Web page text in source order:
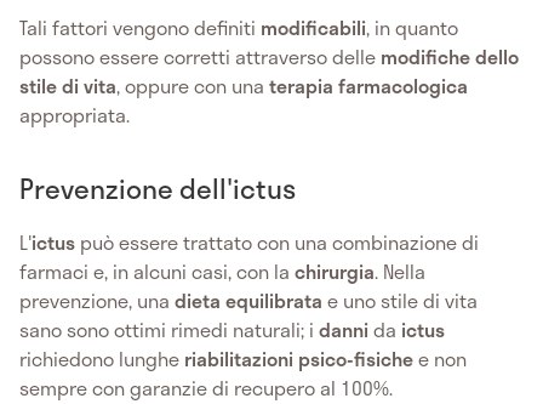
Tali fattori vengono definiti modificabili, in quanto
possono essere corretti attraverso delle modifiche dello
stile di vita, oppure con una terapia farmacologica
appropriata.
Prevenzione dell'ictus
L'ictus può essere trattato con una combinazione di
farmaci e, in alcuni casi, con la chirurgia. Nella
prevenzione, una dieta equilibrata e uno stile di vita
sano sono ottimi rimedi naturali; i dannida ictus
richiedono lunghe riabilitazioni psico-fisichee non
sempre con garanzie di recupero al 100%.